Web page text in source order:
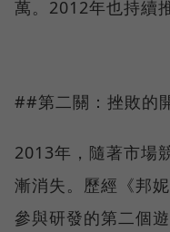
萬。2012年也持續
##第二關：挫敗的
2013年，隨著市場
漸消失。歷經《邦
參與研發的第二個